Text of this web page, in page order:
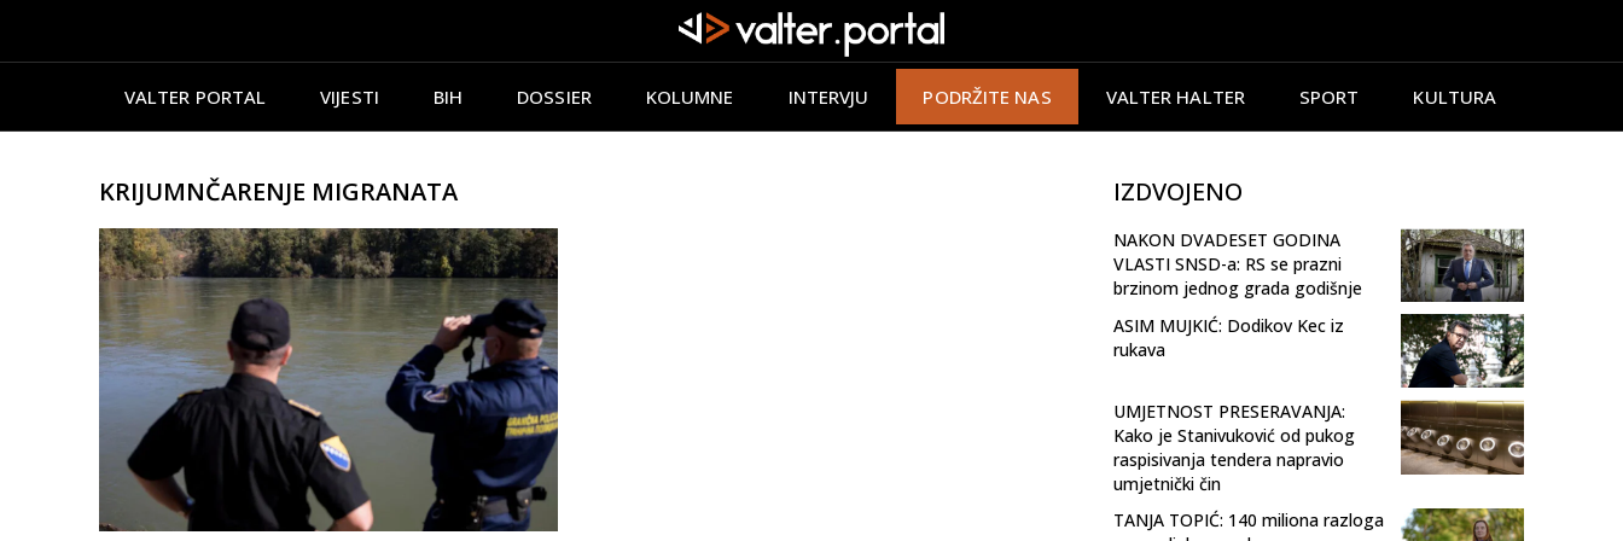
VALTER PORTAL VIJESTI BIH DOSSIER KOLUMNE INTERVJU PODRŽITE NAS VALTER HALTER SPORT KULTURA
KRIJUMNČARENJE MIGRANATA IZDVOJENO
NAKON DVADESET GODINA
VLASTI SNSD-a: RS se prazni
brzinom jednog grada godišnje
ASIM MUJKIĆ: Dodikov Kec iz
rukava
UMJETNOST PRESERAVANJA:
Kako je Stanivuković od pukog
raspisivanja tendera napravio
umjetnički čin
TANJA TOPIĆ: 140 miliona razloga